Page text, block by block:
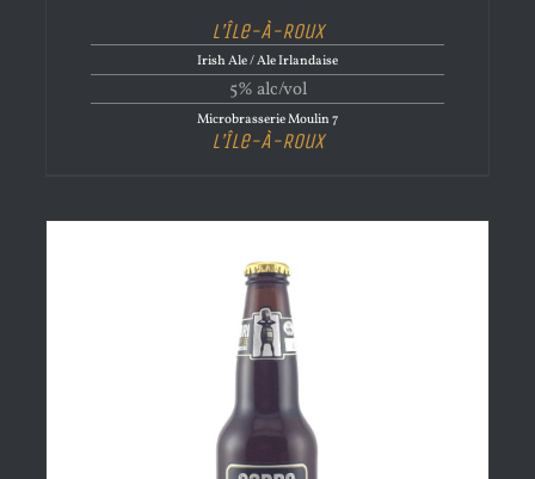
L’Île-À-Roux
Irish Ale / Ale Irlandaise
5% alc/vol
Microbrasserie Moulin 7
L’Île-À-Roux